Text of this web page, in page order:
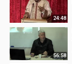
24:48
56:58